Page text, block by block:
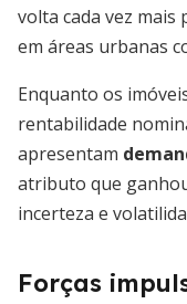
volta cada vez
em áreas urbanas
Enquanto os
rentabilidade
apresentam
atributo que
incerteza e
Forças